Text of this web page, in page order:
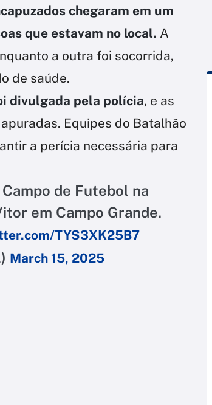
chegaram em um
que estavam no local. A
a outra foi socorrida,
de saúde.
divulgada pela polícia, e as
Equipes do Batalhão
a perícia necessária para
Campo de Futebol na
em Campo Grande.
TYS3XK25B7
March 15, 2025